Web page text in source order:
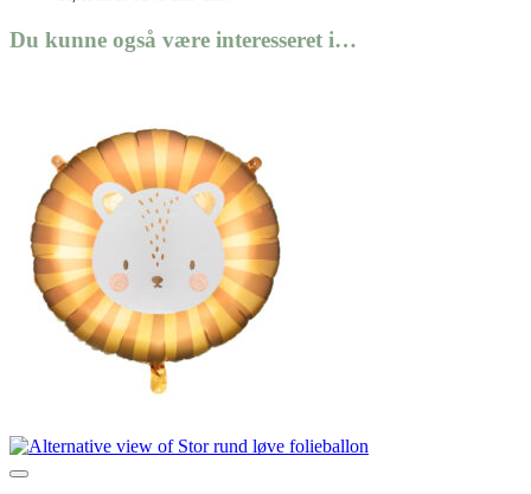
Du kunne også være interesseret i…